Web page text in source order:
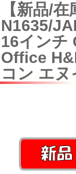
【新品/
N1635/
16インチ
Office
コン エヌ